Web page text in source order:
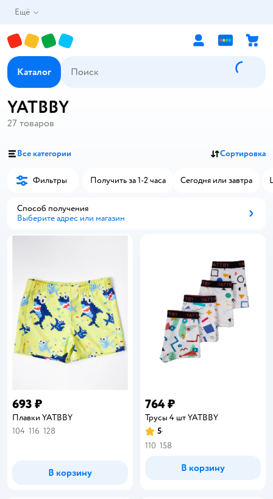
Ещё
Каталог
YATBBY
27 товаров
Все категории Сортировка
Фильтры Получить за 1-2 часа Сегодня или завтра
Способ получения
Выберите адрес или магазин
693 ₽
Плавки YATBBY
104 116 128
В корзину
764 ₽
Трусы 4 шт YATBBY
Рейтинг:
5
110 158
В корзину